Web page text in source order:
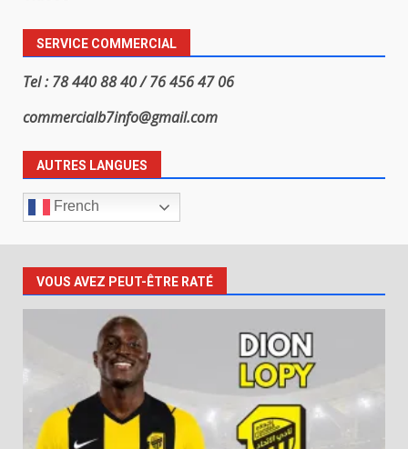
SERVICE COMMERCIAL
Tel : 78 440 88 40 / 76 456 47 06
commercialb7info@gmail.com
AUTRES LANGUES
French
VOUS AVEZ PEUT-ÊTRE RATÉ